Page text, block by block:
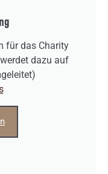
für das Charity
dazu auf